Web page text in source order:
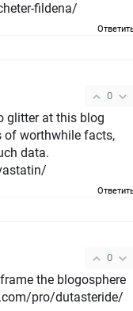
fildena/
0
glitter at this blog
of worthwhile facts,
data.
0
the blogosphere
pro/dutasteride/